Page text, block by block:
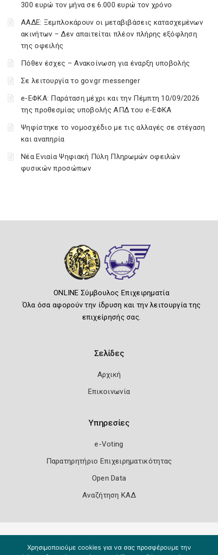
300 ευρώ τον μήνα σε 6.000 ευρώ τον χρόνο
ΑΑΔΕ: Ξεμπλοκάρουν οι μεταβιβάσεις κατασχεμένων
ακινήτων – Δεν απαιτείται πλέον πλήρης εξόφληση
της οφειλής
Πόθεν έσχες – Ανακοίνωση για έναρξη υποβολής
Σε λειτουργία το gov.gr messenger
e-ΕΦΚΑ: Παράταση μέχρι και την Πέμπτη 10/09/2026
της προθεσμίας υποβολής ΑΠΔ του e-ΕΦΚΑ
Ψηφίστηκε το νομοσχέδιο με τις αλλαγές σε στέγαση
και αναπηρία
Νέα Ενιαία Ψηφιακή Πύλη Πληρωμών οφειλών
φυσικών προσώπων
ONLINE Σύμβουλος Επιχειρηματία
Όλα όσα αφορούν την ίδρυση και την λειτουργία της
επιχείρησής σας.
Σελίδες
Αρχική
Επικοινωνία
Υπηρεσίες
e-Voting
Παρατηρητήριο Επιχειρηματικότητας
Open Data
Αναζήτηση ΚΑΔ
Χρησιμοποιούμε cookies για να σας προσφέρουμε την